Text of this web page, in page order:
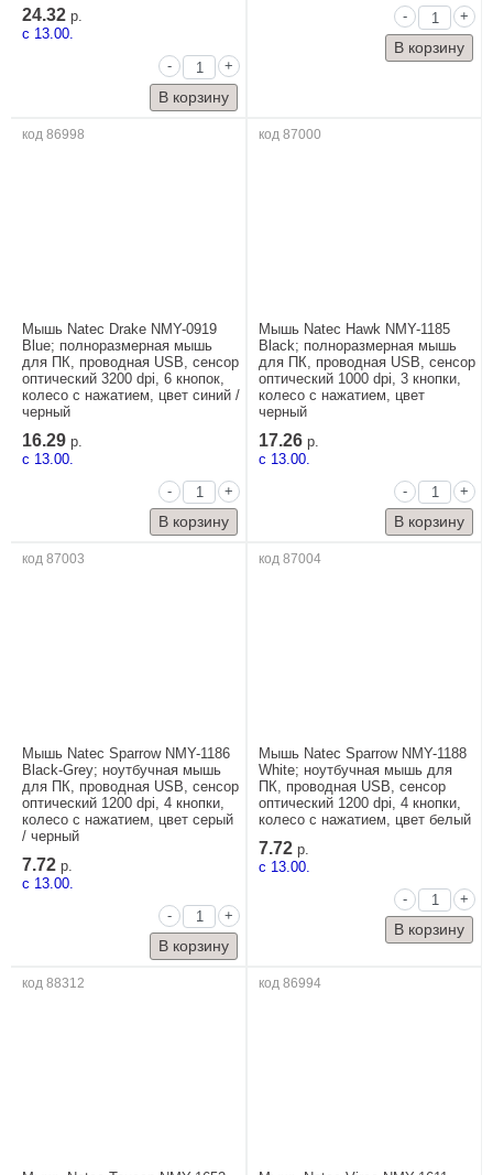
24.32 р.
c 13.00.
-
+
-
+
код 86998
Мышь Natec Drake NMY-0919
Blue; полноразмерная мышь
для ПК, проводная USB, сенсор
оптический 3200 dpi, 6 кнопок,
колесо с нажатием, цвет синий /
черный
16.29 р.
c 13.00.
-
+
код 87000
Мышь Natec Hawk NMY-1185
Black; полноразмерная мышь
для ПК, проводная USB, сенсор
оптический 1000 dpi, 3 кнопки,
колесо с нажатием, цвет
черный
17.26 р.
c 13.00.
-
+
код 87003
Мышь Natec Sparrow NMY-1186
Black-Grey; ноутбучная мышь
для ПК, проводная USB, сенсор
оптический 1200 dpi, 4 кнопки,
колесо с нажатием, цвет серый
/ черный
7.72 р.
c 13.00.
-
+
код 87004
Мышь Natec Sparrow NMY-1188
White; ноутбучная мышь для
ПК, проводная USB, сенсор
оптический 1200 dpi, 4 кнопки,
колесо с нажатием, цвет белый
7.72 р.
c 13.00.
-
+
код 88312 код 86994